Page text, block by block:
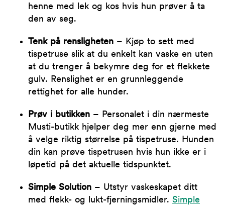
henne med lek og kos hvis hun prøver å ta
den av seg.
Tenk på rensligheten – Kjøp to sett med
tispetruse slik at du enkelt kan vaske en uten
at du trenger å bekymre deg for et flekkete
gulv. Renslighet er en grunnleggende
rettighet for alle hunder.
Prøv i butikken – Personalet i din nærmeste
Musti-butikk hjelper deg mer enn gjerne med
å velge riktig størrelse på tispetruse. Hunden
din kan prøve tispetrusen hvis hun ikke er i
løpetid på det aktuelle tidspunktet.
Simple Solution – Utstyr vaskeskapet ditt
med flekk- og lukt-fjerningsmidler. Simple